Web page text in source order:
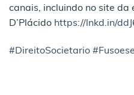
canais, incluindo no site da
D’Plácido https://lnkd.in/
#DireitoSocietario